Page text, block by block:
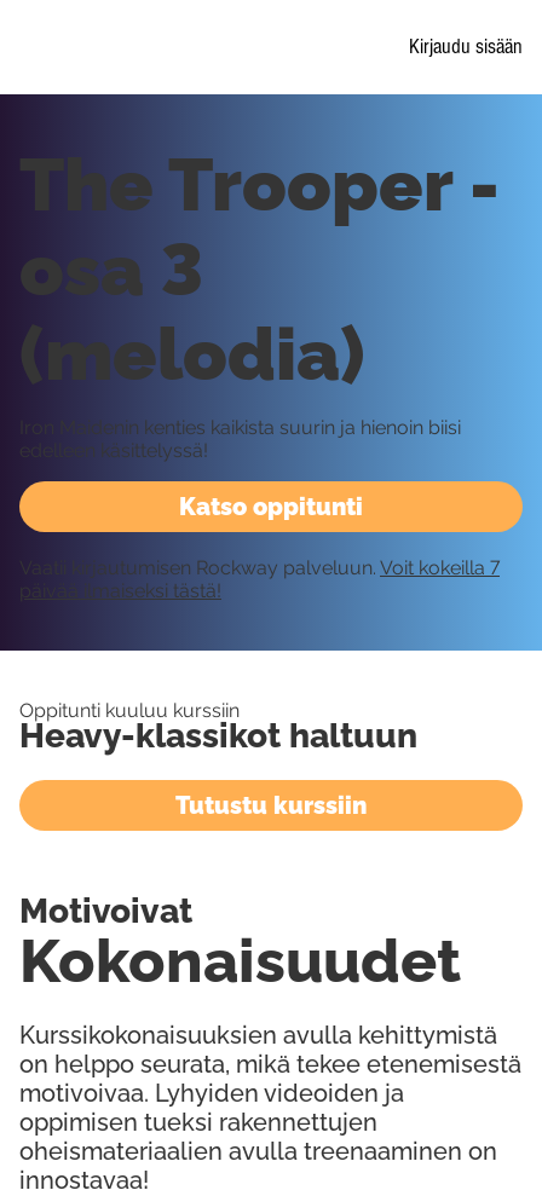
Kirjaudu sisään
Katso oppitunti
The Trooper -
osa 3
(melodia)
Iron Maidenin kenties kaikista suurin ja hienoin biisi
edelleen käsittelyssä!
Vaatii kirjautumisen Rockway palveluun. Voit kokeilla 7
päivää ilmaiseksi tästä!
Oppitunti kuuluu kurssiin
Heavy-klassikot haltuun
Tutustu kurssiin
Kurssikokonaisuuksien avulla kehittymistä
on helppo seurata, mikä tekee etenemisestä
motivoivaa. Lyhyiden videoiden ja
oppimisen tueksi rakennettujen
oheismateriaalien avulla treenaaminen on
innostavaa!
Kokonaisuudet
Motivoivat